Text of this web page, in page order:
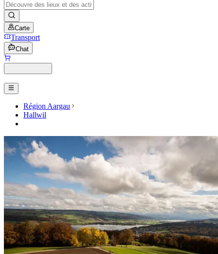
Carte
Transport
Chat
Région Aargau
Hallwil